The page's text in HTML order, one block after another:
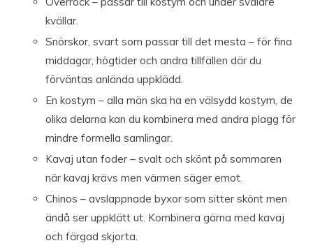
kvällar.
Snörskor, svart som passar till det mesta – för fina
middagar, högtider och andra tillfällen där du
förväntas anlända uppklädd.
En kostym – alla män ska ha en välsydd kostym, de
olika delarna kan du kombinera med andra plagg för
mindre formella samlingar.
Kavaj utan foder – svalt och skönt på sommaren
när kavaj krävs men värmen säger emot.
Chinos – avslappnade byxor som sitter skönt men
ändå ser uppklätt ut. Kombinera gärna med kavaj
och färgad skjorta.